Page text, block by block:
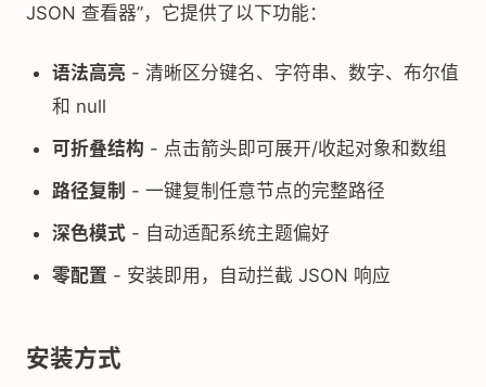
JSON 查看器”，它提供了以下功能：
语法高亮 - 清晰区分键名、字符串、数字、布尔值
和 null
可折叠结构 - 点击箭头即可展开/收起对象和数组
路径复制 - 一键复制任意节点的完整路径
深色模式 - 自动适配系统主题偏好
零配置 - 安装即用，自动拦截 JSON 响应
安装方式